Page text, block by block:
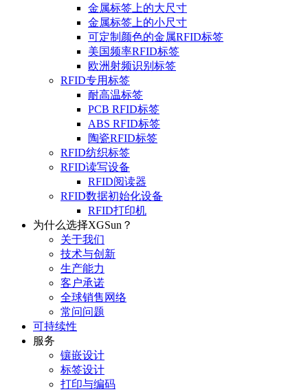
金属标签上的大尺寸
金属标签上的小尺寸
可定制颜色的金属RFID标签
美国频率RFID标签
欧洲射频识别标签
RFID专用标签
耐高温标签
PCB RFID标签
ABS RFID标签
陶瓷RFID标签
RFID纺织标签
RFID读写设备
RFID阅读器
RFID数据初始化设备
RFID打印机
为什么选择XGSun？
关于我们
技术与创新
生产能力
客户承诺
全球销售网络
常问问题
可持续性
服务
镶嵌设计
标签设计
打印与编码